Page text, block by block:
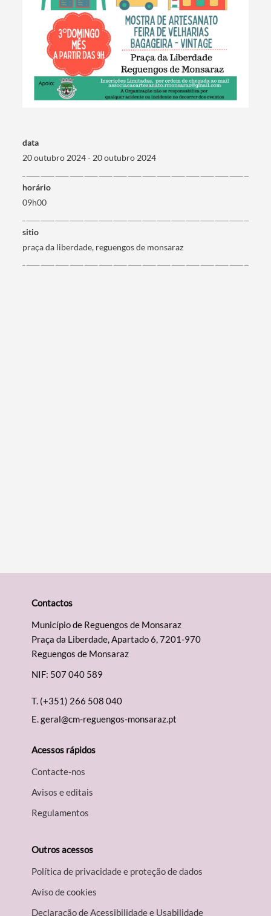
Categorias gerais
data
20 outubro 2024 - 20 outubro 2024
horário
09h00
sitio
praça da liberdade, reguengos de monsaraz
Contactos
Município de Reguengos de Monsaraz
Praça da Liberdade, Apartado 6, 7201-970
Reguengos de Monsaraz
NIF: 507 040 589
T. (+351) 266 508 040
E.geral@cm-reguengos-monsaraz.pt
Acessos rápidos
Contacte-nos
Avisos e editais
Regulamentos
Outros acessos
Política de privacidade e proteção de dados
Aviso de cookies
Declaração de Acessibilidade e Usabilidade